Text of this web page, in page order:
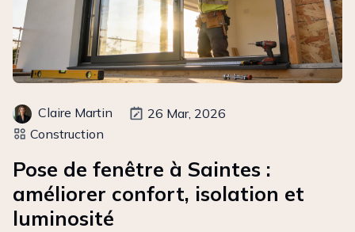
Claire Martin
26 Mar, 2026
Construction
Pose de fenêtre à Saintes :
améliorer confort, isolation et
luminosité